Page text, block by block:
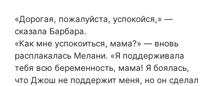
«Дорогая, пожалуйста, успокойся,» —
сказала Барбара.
«Как мне успокоиться, мама?» — вновь
расплакалась Мелани. «Я поддерживала
тебя всю беременность, мама! Я боялась,
что Джош не поддержит меня, но он сделал